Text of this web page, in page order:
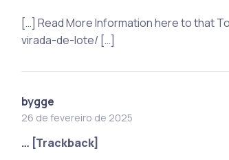
[…] Read More Information here to that
virada-de-lote/ […]
bygge
26 de fevereiro de 2025
… [Trackback]